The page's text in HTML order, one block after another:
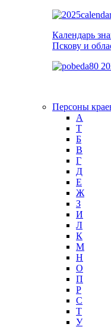
Календарь
Пскову и
Персоны
А
T
Б
В
Г
Д
Е
Ж
З
И
Л
К
М
Н
О
П
Р
С
Т
У